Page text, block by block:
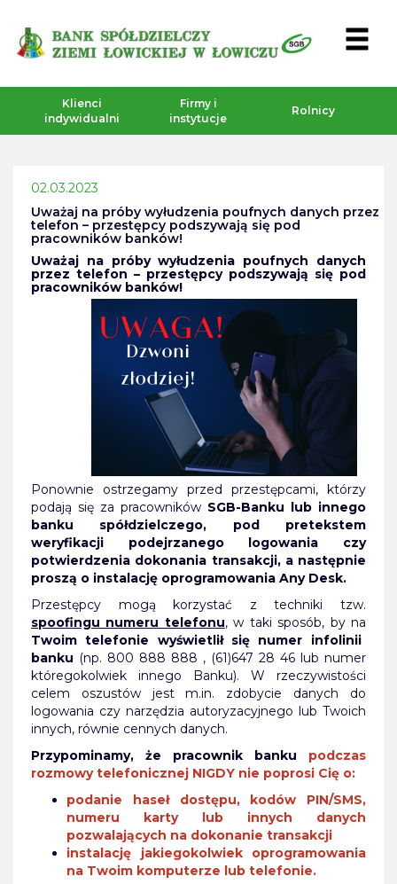
Klienci
indywidualni
Firmy i
instytucje
Rolnicy
02.03.2023
Uważaj na próby wyłudzenia poufnych danych przez
telefon – przestępcy podszywają się pod
pracowników banków!
Uważaj na próby wyłudzenia poufnych danych
przez telefon – przestępcy podszywają się pod
pracowników banków!
Ponownie ostrzegamy przed przestępcami, którzy
podają się za pracowników SGB-Banku lub innego
banku spółdzielczego, pod pretekstem
weryfikacji podejrzanego logowania czy
potwierdzenia dokonania transakcji, a następnie
proszą o instalację oprogramowania Any Desk.
Przestępcy mogą korzystać z techniki tzw.
spoofingu numeru telefonu, w taki sposób, by na
Twoim telefonie wyświetlił się numer infolinii
banku (np. 800 888 888 , (61)647 28 46 lub numer
któregokolwiek innego Banku). W rzeczywistości
celem oszustów jest m.in. zdobycie danych do
logowania czy narzędzia autoryzacyjnego lub Twoich
innych, równie cennych danych.
Przypominamy, że pracownik banku podczas
rozmowy telefonicznej NIGDY nie poprosi Cię o:
podanie haseł dostępu, kodów PIN/SMS,
numeru karty lub innych danych
pozwalających na dokonanie transakcji
instalację jakiegokolwiek oprogramowania
na Twoim komputerze lub telefonie.